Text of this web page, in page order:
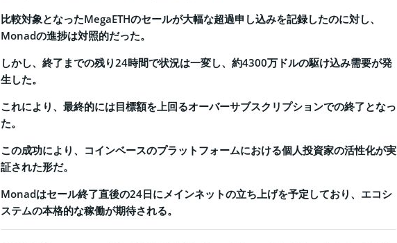
比較対象となったMegaETHのセールが大幅な超過申し込みを記録したのに対し、
Monadの進捗は対照的だった。
しかし、終了までの残り24時間で状況は一変し、約4300万ドルの駆け込み需要が発
生した。
これにより、最終的には目標額を上回るオーバーサブスクリプションでの終了となっ
た。
この成功により、コインベースのプラットフォームにおける個人投資家の活性化が実
証された形だ。
Monadはセール終了直後の24日にメインネットの立ち上げを予定しており、エコシ
ステムの本格的な稼働が期待される。